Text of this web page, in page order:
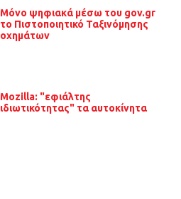
Μόνο ψηφιακά μέσω του gov.gr
το Πιστοποιητικό Ταξινόμησης
οχημάτων
Mozilla: "εφιάλτης
ιδιωτικότητας" τα αυτοκίνητα